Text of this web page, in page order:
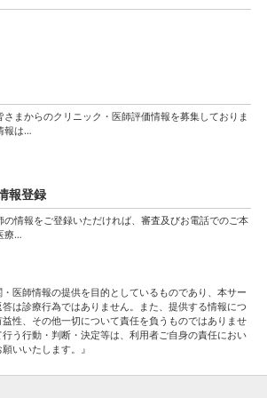
まからのクリニック・医師評価情報を募集しておりま
報は…
報登録
情報をご登録いただければ、審査及びお電話でのご本
療…
・医師情報の提供を目的としているものであり、本サー
は診療行為ではありません。また、提供する情報につ
性、その他一切について責任を負うものではありませ
う行動・判断・決定等は、利用者ご自身の責任におい
いいたします。』